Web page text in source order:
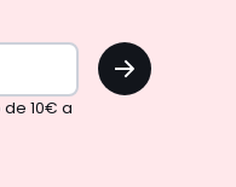
OK
10€ a